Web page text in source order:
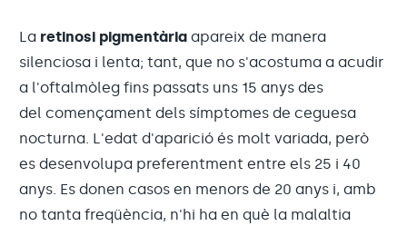
La retinosi pigmentària apareix de manera
silenciosa i lenta; tant, que no s'acostuma a acudir
a l'oftalmòleg fins passats uns 15 anys des
del començament dels símptomes de ceguesa
nocturna. L'edat d'aparició és molt variada, però
es desenvolupa preferentment entre els 25 i 40
anys. Es donen casos en menors de 20 anys i, amb
no tanta freqüència, n'hi ha en què la malaltia